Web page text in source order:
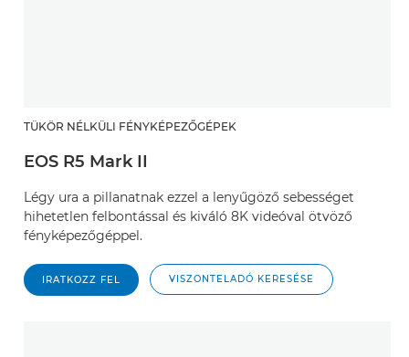
TÜKÖR NÉLKÜLI FÉNYKÉPEZŐGÉPEK
EOS R5 Mark II
Légy ura a pillanatnak ezzel a lenyűgöző sebességet
hihetetlen felbontással és kiváló 8K videóval ötvöző
fényképezőgéppel.
IRATKOZZ FEL VISZONTELADÓ KERESÉSE